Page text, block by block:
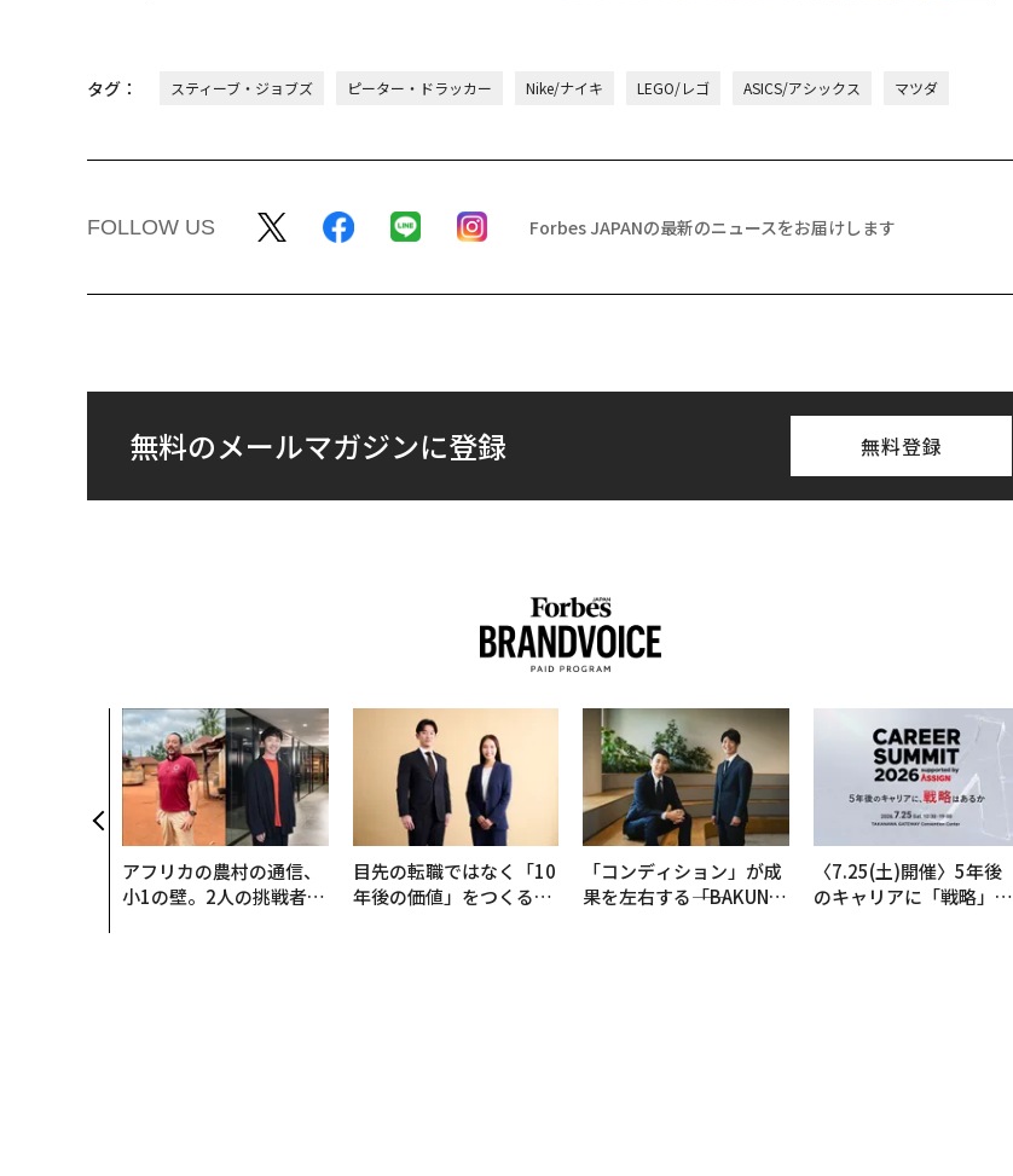
タグ： スティーブ・ジョブズ ピーター・ドラッカー Nike/ナイキ LEGO/レゴ ASICS/アシックス マツダ
FOLLOW US Forbes JAPANの最新のニュースをお届けします
無料のメールマガジンに登録 無料登録
アフリカの農村の通信、
小1の壁。2人の挑戦者が
目先の転職ではなく「10
年後の価値」をつくる─
「コンディション」が成
果を左右する――「BAKUN
〈7.25(土)開催〉5年後
のキャリアに「戦略」は